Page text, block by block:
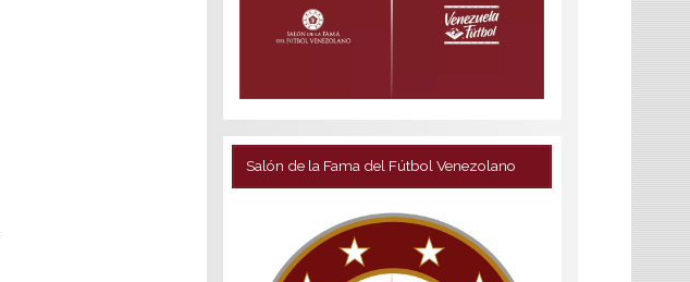
Salón de la Fama del Fútbol Venezolano